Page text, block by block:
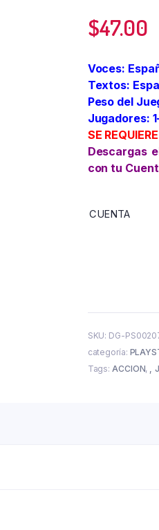
$47.00
Voces:
Textos:
Peso del
Jugadores:
SE
Descargas
con tu
CUENTA
SKU: DG-
categoría:
Tags:ACCION,